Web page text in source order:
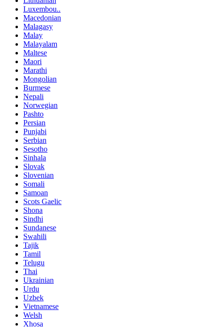
Luxembou..
Macedonian
Malagasy
Malay
Malayalam
Maltese
Maori
Marathi
Mongolian
Burmese
Nepali
Norwegian
Pashto
Persian
Punjabi
Serbian
Sesotho
Sinhala
Slovak
Slovenian
Somali
Samoan
Scots Gaelic
Shona
Sindhi
Sundanese
Swahili
Tajik
Tamil
Telugu
Thai
Ukrainian
Urdu
Uzbek
Vietnamese
Welsh
Xhosa